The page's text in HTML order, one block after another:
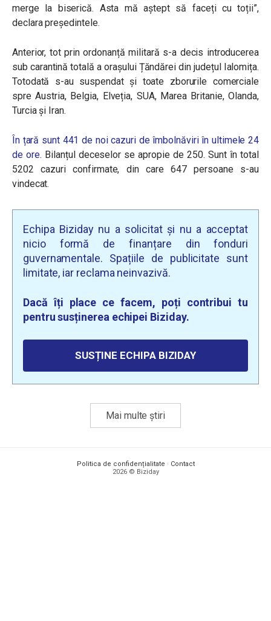
merge la biserică. Asta mă aștept să faceți cu toții”,
declara președintele.
Anterior, tot prin ordonanță militară s-a decis introducerea
sub carantină totală a orașului Țăndărei din județul Ialomița.
Totodată s-au suspendat și toate zborurile comerciale
spre Austria, Belgia, Elveția, SUA, Marea Britanie, Olanda,
Turcia și Iran.
În țară sunt 441 de noi cazuri de îmbolnăviri în ultimele 24
de ore. Bilanțul deceselor se apropie de 250. Sunt în total
5202 cazuri confirmate, din care 647 persoane s-au
vindecat.
Echipa Biziday nu a solicitat și nu a acceptat
nicio formă de finanțare din fonduri
guvernamentale. Spațiile de publicitate sunt
limitate, iar reclama neinvazivă.
Dacă îți place ce facem, poți contribui tu
pentru susținerea echipei Biziday.
SUSȚINE ECHIPA BIZIDAY
Mai multe știri
Politica de confidențialitate · Contact
2026 © Biziday